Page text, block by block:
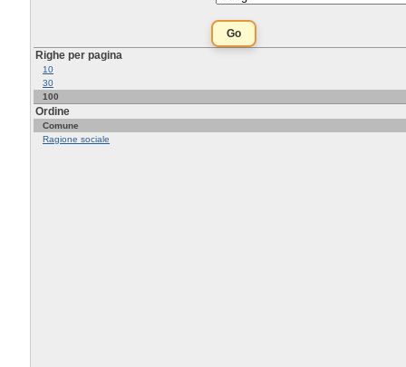
Righe per pagina
10
30
100
Ordine
Comune
Ragione sociale